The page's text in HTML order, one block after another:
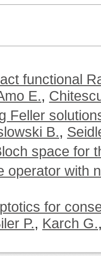
functional
E.,
Feller
B.,
space for
operator with
for
P., Karch G.